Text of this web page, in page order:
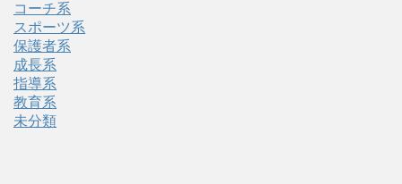
コーチ系
スポーツ系
保護者系
成長系
指導系
教育系
未分類